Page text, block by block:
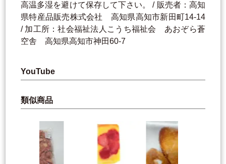
高温多湿を避けて保存して下さい。 / 販売者：高知
県特産品販売株式会社 高知県高知市新田町14-14
/ 加工所：社会福祉法人こうち福祉会 あおぞら蒼
空舎 高知県高知市神田60-7
YouTube
類似商品